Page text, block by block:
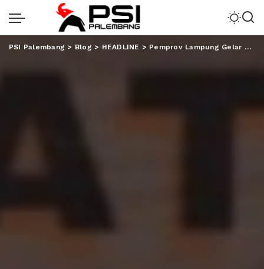
PSI Palembang > Blog > HEADLINE > Pemprov Lampung Gelar Business Matching Pelaku Usaha IKM